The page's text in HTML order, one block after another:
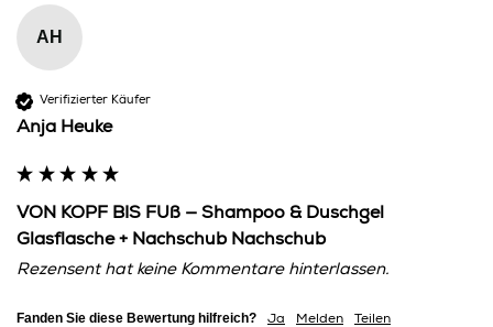
AH
Verifizierter Käufer
Anja Heuke
VON KOPF BIS FUß — Shampoo & Duschgel
Glasflasche + Nachschub Nachschub
Rezensent hat keine Kommentare hinterlassen.
Fanden Sie diese Bewertung hilfreich? Ja Melden Teilen